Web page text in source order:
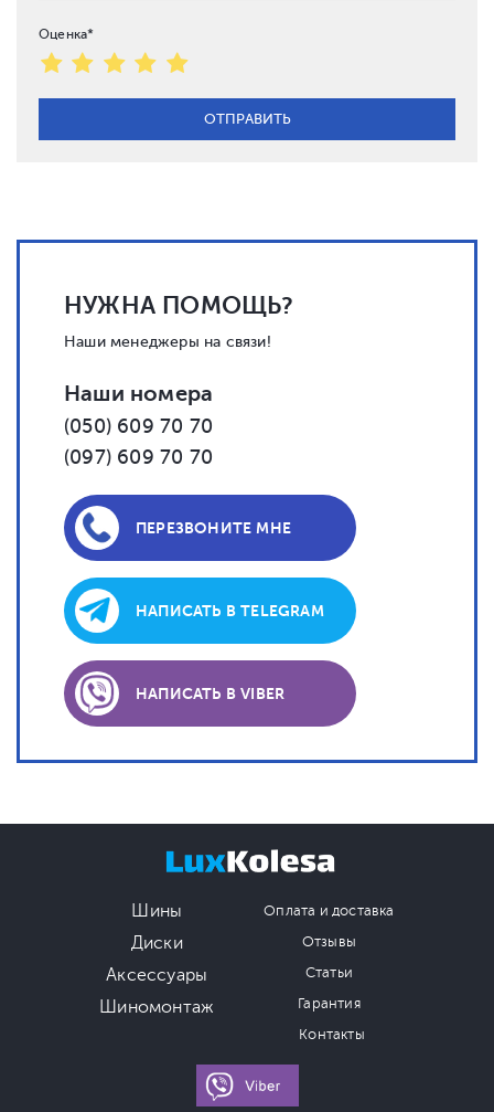
Оценка*
НУЖНА ПОМОЩЬ?
Наши менеджеры на связи!
Наши номера
(050) 609 70 70
(097) 609 70 70
ПЕРЕЗВОНИТЕ МНЕ
НАПИСАТЬ В TELEGRAM
НАПИСАТЬ В VIBER
Шины
Диски
Аксессуары
Шиномонтаж
Оплата и доставка
Отзывы
Статьи
Гарантия
Контакты